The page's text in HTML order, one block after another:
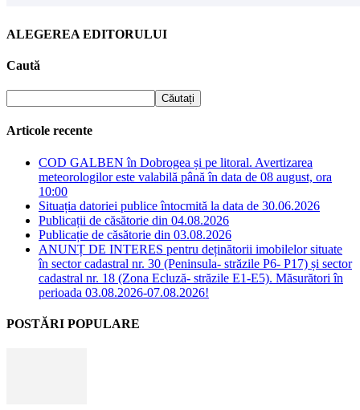
ALEGEREA EDITORULUI
Caută
Articole recente
COD GALBEN în Dobrogea și pe litoral. Avertizarea
meteorologilor este valabilă până în data de 08 august, ora
10:00
Situația datoriei publice întocmită la data de 30.06.2026
Publicații de căsătorie din 04.08.2026
Publicație de căsătorie din 03.08.2026
ANUNȚ DE INTERES pentru deținătorii imobilelor situate
în sector cadastral nr. 30 (Peninsula- străzile P6- P17) și sector
cadastral nr. 18 (Zona Ecluză- străzile E1-E5). Măsurători în
perioada 03.08.2026-07.08.2026!
POSTĂRI POPULARE